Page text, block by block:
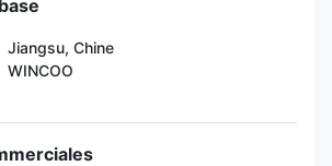
Jiangsu, Chine
WINCOO